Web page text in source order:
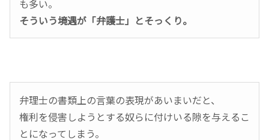
も多い。
そういう境遇が「弁護士」とそっくり。
弁理士の書類上の言葉の表現があいまいだと、
権利を侵害しようとする奴らに付けいる隙を与えるこ
とになってしまう。